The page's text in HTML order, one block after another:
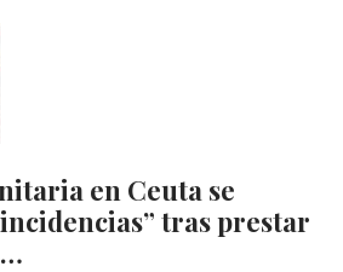
en Ceuta se
tras prestar